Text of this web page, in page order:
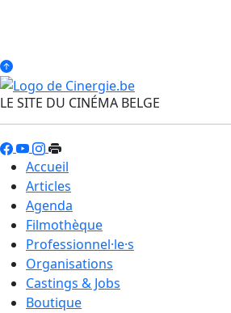
LE SITE DU CINÉMA BELGE
Accueil
Articles
Agenda
Filmothèque
Professionnel·le·s
Organisations
Castings & Jobs
Boutique